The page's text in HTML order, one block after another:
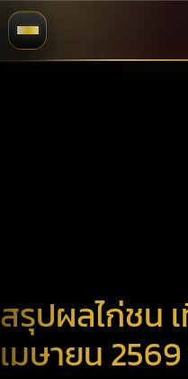
สรุปผลไก่ชน
เมษายน